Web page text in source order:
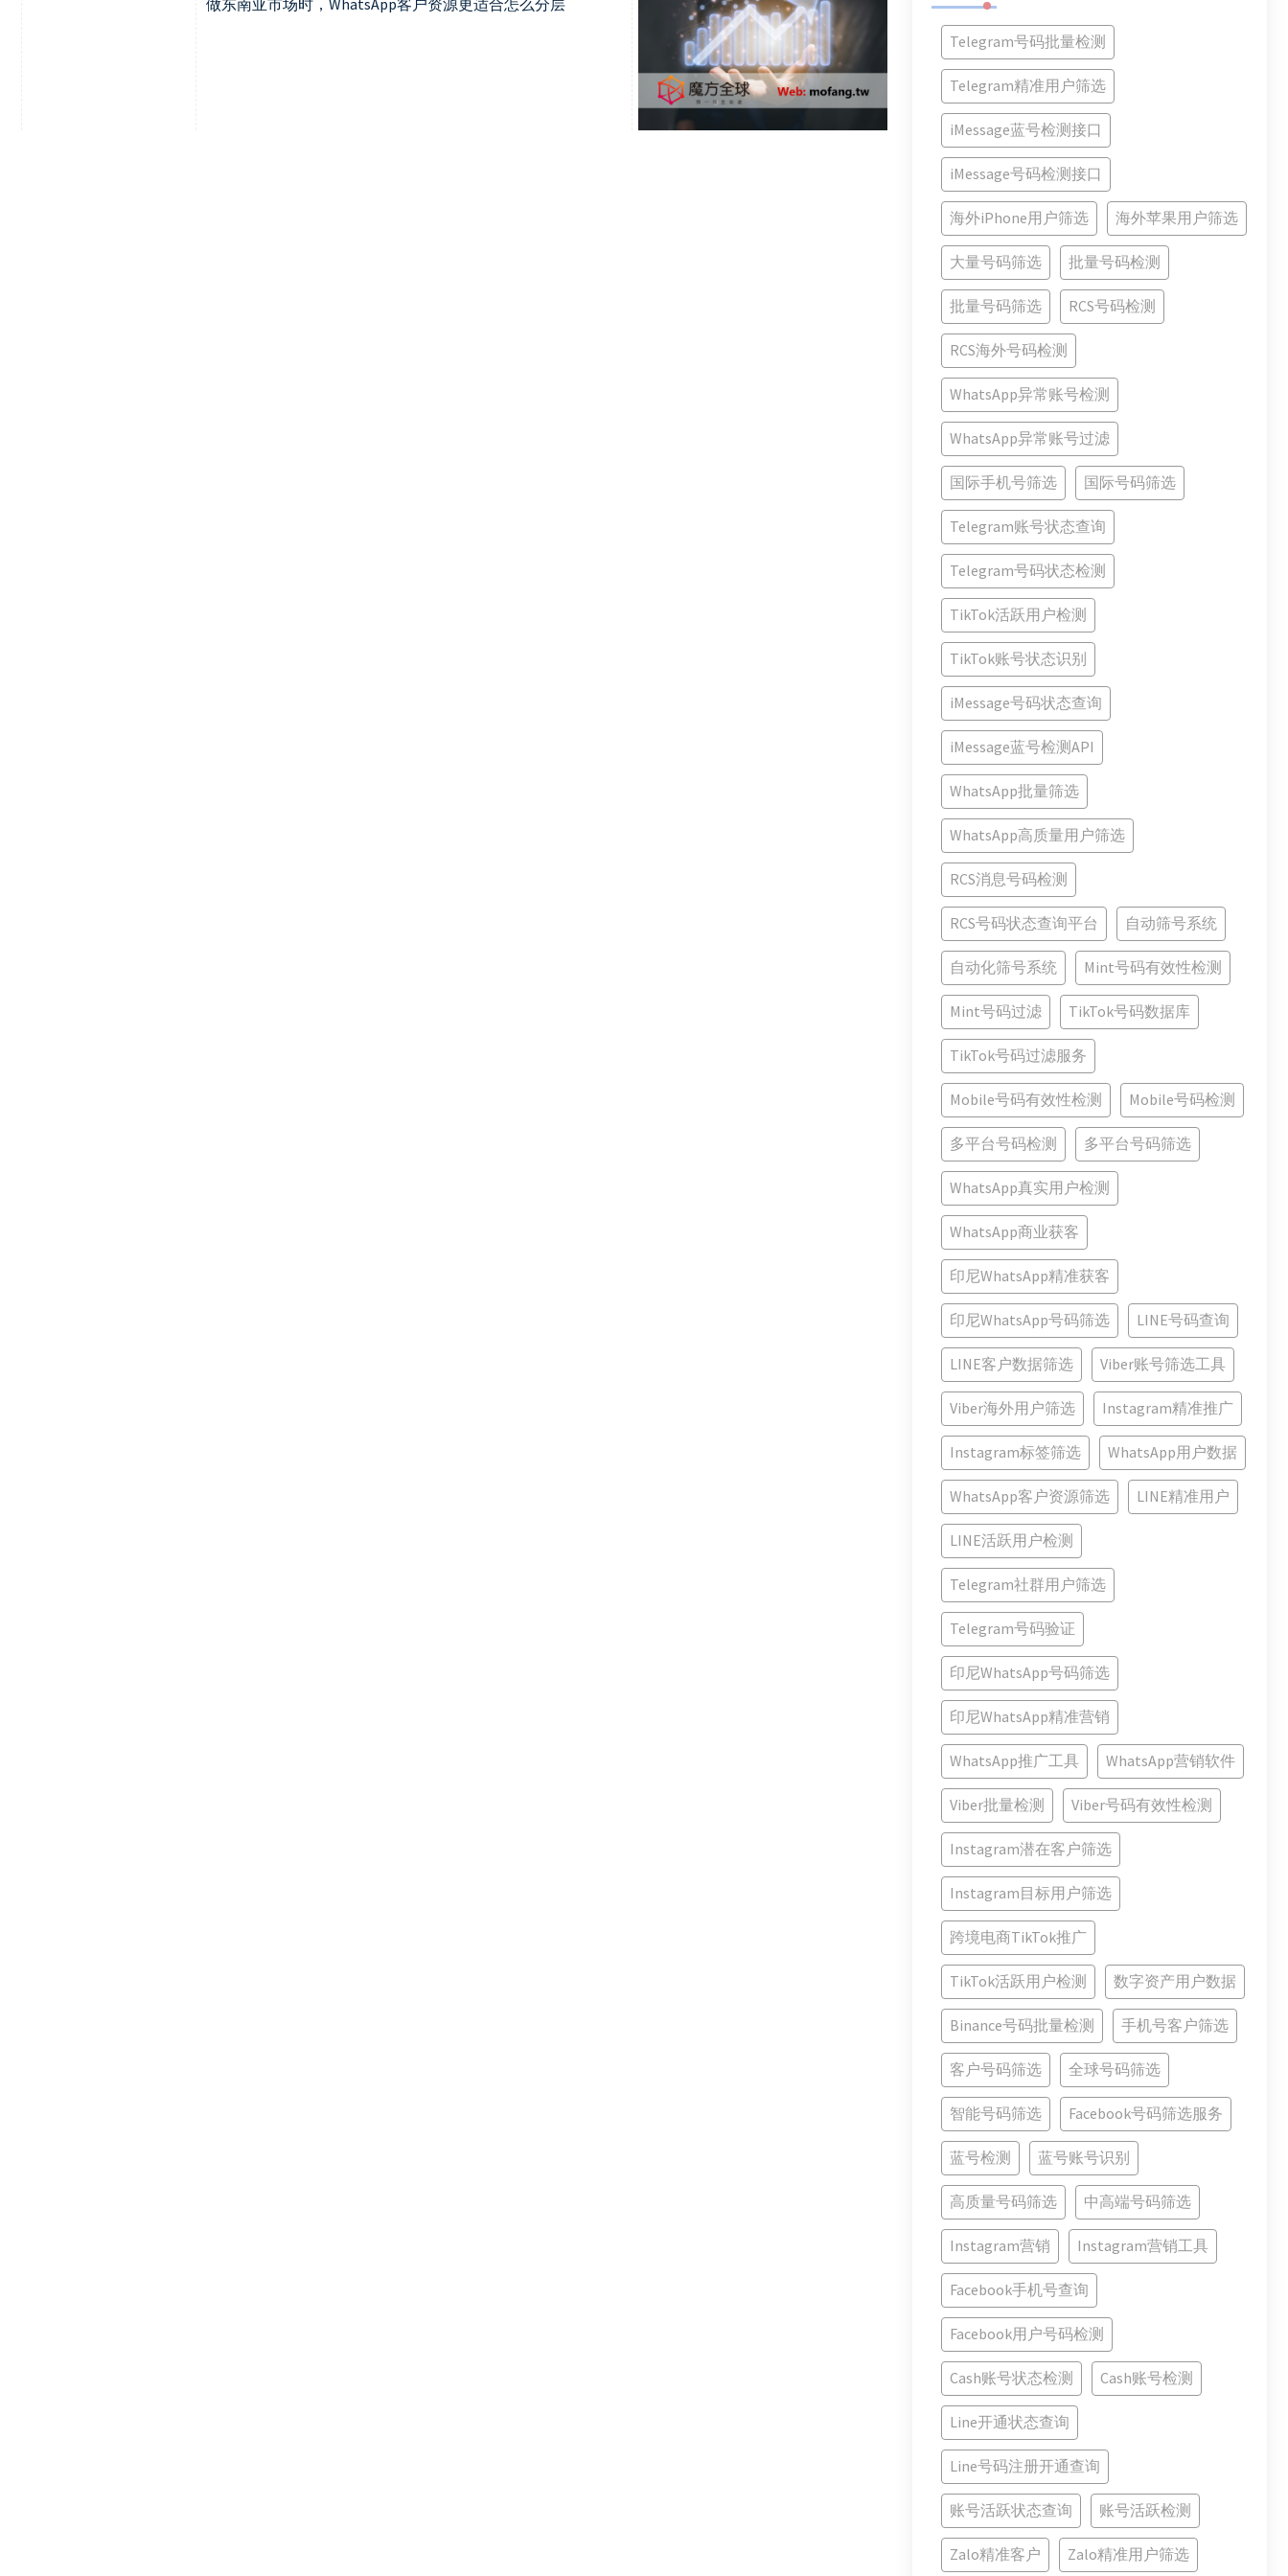
Telegram号码批量检测
Telegram精准用户筛选
iMessage蓝号检测接口
iMessage号码检测接口
海外iPhone用户筛选 海外苹果用户筛选
大量号码筛选 批量号码检测
批量号码筛选 RCS号码检测
RCS海外号码检测
WhatsApp异常账号检测
WhatsApp异常账号过滤
国际手机号筛选 国际号码筛选
Telegram账号状态查询
Telegram号码状态检测
TikTok活跃用户检测
TikTok账号状态识别
iMessage号码状态查询
iMessage蓝号检测API
WhatsApp批量筛选
WhatsApp高质量用户筛选
RCS消息号码检测
RCS号码状态查询平台 自动筛号系统
自动化筛号系统 Mint号码有效性检测
Mint号码过滤 TikTok号码数据库
TikTok号码过滤服务
Mobile号码有效性检测 Mobile号码检测
多平台号码检测 多平台号码筛选
WhatsApp真实用户检测
WhatsApp商业获客
印尼WhatsApp精准获客
印尼WhatsApp号码筛选 LINE号码查询
LINE客户数据筛选 Viber账号筛选工具
Viber海外用户筛选 Instagram精准推广
Instagram标签筛选 WhatsApp用户数据
WhatsApp客户资源筛选 LINE精准用户
LINE活跃用户检测
Telegram社群用户筛选
Telegram号码验证
印尼WhatsApp号码筛选
印尼WhatsApp精准营销
WhatsApp推广工具 WhatsApp营销软件
Viber批量检测 Viber号码有效性检测
Instagram潜在客户筛选
Instagram目标用户筛选
跨境电商TikTok推广
TikTok活跃用户检测 数字资产用户数据
Binance号码批量检测 手机号客户筛选
客户号码筛选 全球号码筛选
智能号码筛选 Facebook号码筛选服务
蓝号检测 蓝号账号识别
高质量号码筛选 中高端号码筛选
Instagram营销 Instagram营销工具
Facebook手机号查询
Facebook用户号码检测
Cash账号状态检测 Cash账号检测
Line开通状态查询
Line号码注册开通查询
账号活跃状态查询 账号活跃检测
Zalo精准客户 Zalo精准用户筛选